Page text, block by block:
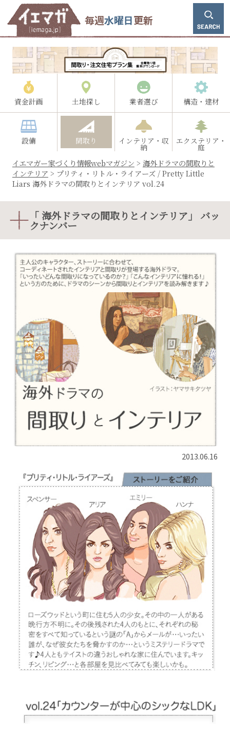
毎週水曜日更新
資金計画 土地探し 業者選び 構造・建材
設備 間取り インテリア・収
納
エクステリア・
庭
イエマガー家づくり情報webマガジン > 海外ドラマの間取りと
インテリア > プリティ・リトル・ライアーズ / Pretty Little
Liars 海外ドラマの間取りとインテリア vol.24
「 海外ドラマの間取りとインテリア」 バッ
クナンバー
2013.06.16